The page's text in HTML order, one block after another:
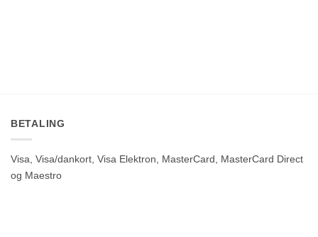
BETALING
Visa, Visa/dankort, Visa Elektron, MasterCard, MasterCard Direct
og Maestro